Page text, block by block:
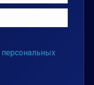
персональных